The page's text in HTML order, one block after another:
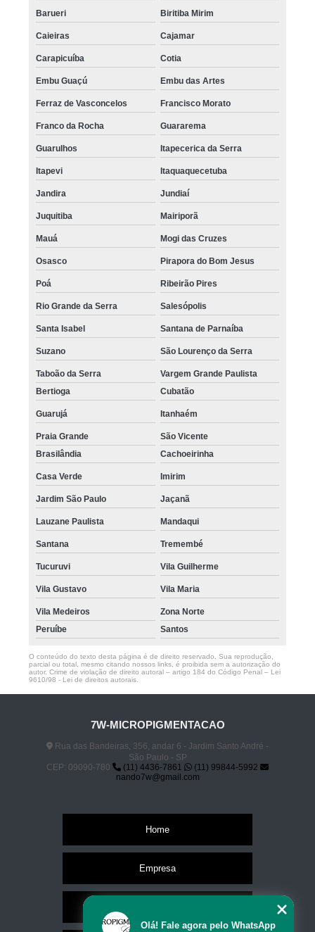
Barueri Biritiba Mirim
Caieiras Cajamar
Carapicuíba Cotia
Embu Guaçú Embu das Artes
Ferraz de Vasconcelos Francisco Morato
Franco da Rocha Guararema
Guarulhos Itapecerica da Serra
Itapevi Itaquaquecetuba
Jandira Jundiaí
Juquitiba Mairiporã
Mauá Mogi das Cruzes
Osasco Pirapora do Bom Jesus
Poá Ribeirão Pires
Rio Grande da Serra Salesópolis
Santa Isabel Santana de Parnaíba
Suzano São Lourenço da Serra
Taboão da Serra
Vargem Grande Paulista
Bertioga
Cubatão
Guarujá Itanhaém
Praia Grande
São Vicente
Brasilândia
Cachoeirinha
Casa Verde Imirim
Jardim São Paulo Jaçanã
Lauzane Paulista Mandaqui
Santana Tremembé
Tucuruvi Vila Guilherme
Vila Gustavo Vila Maria
Vila Medeiros
Zona Norte
Peruíbe
Santos
O conteúdo do texto desta página é de direito reservado. Sua reprodução,
parcial ou total, mesmo citando nossos links, é proibida sem a autorização do
autor. Crime de violação de direito autoral – artigo 184 do Código Penal – Lei
9610/98 - Lei de direitos autorais
7W-MICROPIGMENTACAO
Rua das Bandeiras, 356, andar 6 - Jardim Santo André -
São Paulo - SP
CEP: 09090-780
(11) 4436-7861
(11) 99844-5992
nando7w@gmail.com
Home
Empresa
Olá! Fale agora pelo WhatsApp